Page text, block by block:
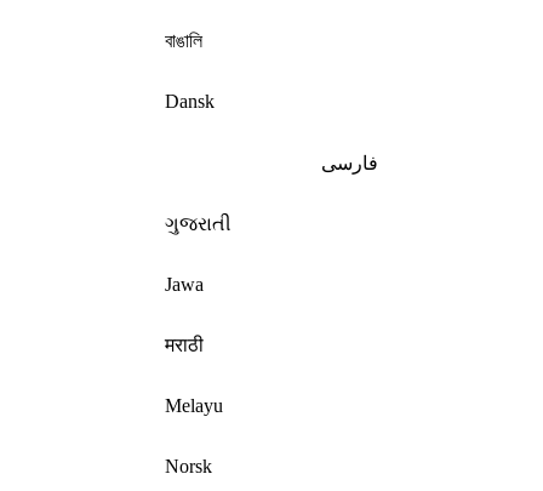
বাঙালি
Dansk
فارسی
ગુજરાતી
Jawa
मराठी
Melayu
Norsk